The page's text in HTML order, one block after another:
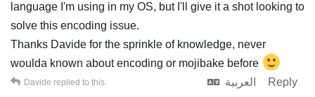
language I'm using in my OS, but I'll give it a shot looking to
solve this encoding issue.
Thanks Davide for the sprinkle of knowledge, never
woulda known about encoding or mojibake before
العربية
Reply
Davide replied to this.